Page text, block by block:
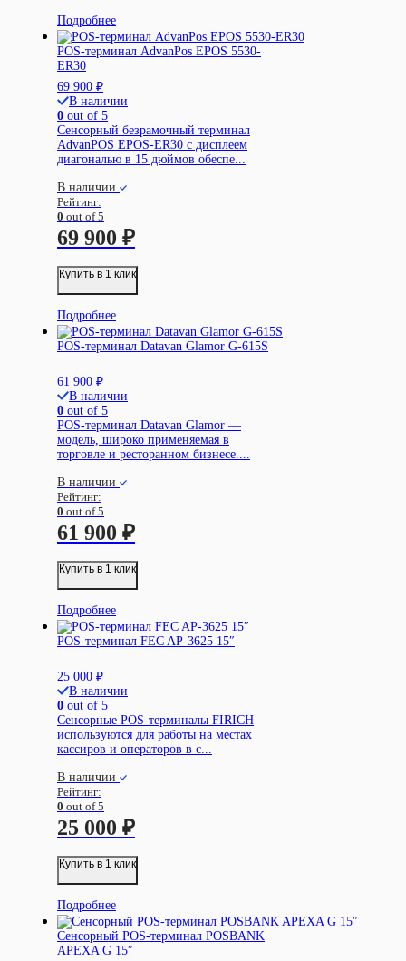
Подробнее
POS-терминал AdvanPos EPOS 5530-
ER30
69 900 ₽
В наличии
0 out of 5
Сенсорный безрамочный терминал
AdvanPOS EPOS-ER30 с дисплеем
диагональю в 15 дюймов обеспе...
В наличии
Рейтинг:
0 out of 5
69 900 ₽
Купить в 1 клик
Подробнее
POS-терминал Datavan Glamor G-615S
61 900 ₽
В наличии
0 out of 5
POS-терминал Datavan Glamor —
модель, широко применяемая в
торговле и ресторанном бизнесе....
В наличии
Рейтинг:
0 out of 5
61 900 ₽
Купить в 1 клик
Подробнее
POS-терминал FEC AP-3625 15″
25 000 ₽
В наличии
0 out of 5
Сенсорные POS-терминалы FIRICH
используются для работы на местах
кассиров и операторов в с...
В наличии
Рейтинг:
0 out of 5
25 000 ₽
Купить в 1 клик
Подробнее
Сенсорный POS-терминал POSBANK
APEXA G 15″